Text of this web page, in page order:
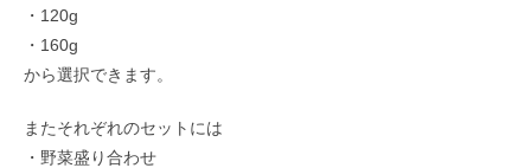
・120g
・160g
から選択できます。
またそれぞれのセットには
・野菜盛り合わせ